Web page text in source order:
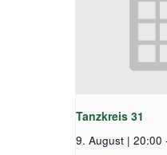
Tanzkreis 31
9. August | 20:00